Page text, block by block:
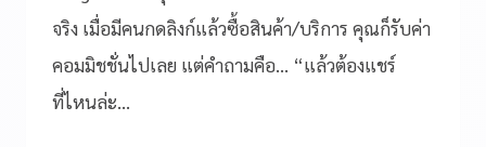
จริง เมื่อมีคนกดลิงก์แล้วซื้อสินค้า/บริการ คุณก็รับค่า
คอมมิชชั่นไปเลย แต่คำถามคือ… “แล้วต้องแชร์
ที่ไหนล่ะ…